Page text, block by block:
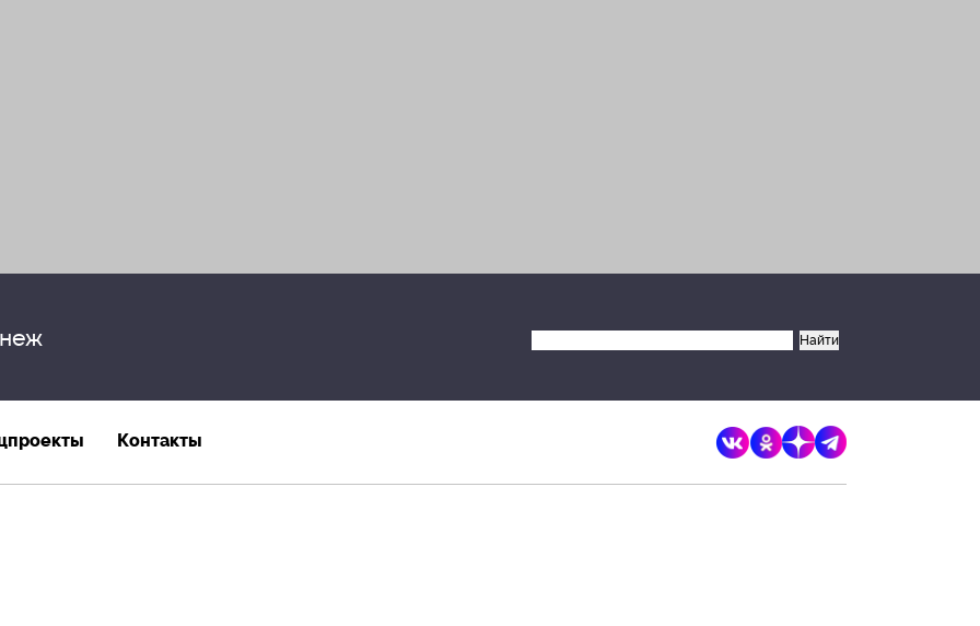
Контакты